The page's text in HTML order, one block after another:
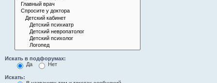
Искать в подфорумах:
Да
Нет
Искать: